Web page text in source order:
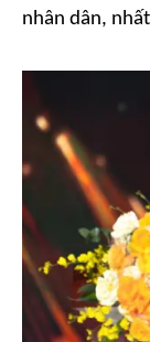
nhân dân,